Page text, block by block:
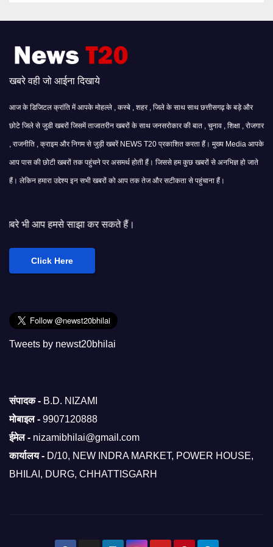
खबरे वही जो आईना दिखाये
आज के डिजिटल क्रांति में आपके मोहल्ले , कस्बे , शहर , जिले के साथ साथ छत्तीसगढ़ के बड़े और
छोटे जिले से जुडी खबरों जिसमें ताजातरीन खबरों के साथ जनसरोकार की बात , चुनाव , शिक्षा , रोजगार
, राजनीति , क्राइम और निगम से जुड़ी खबरें NEWS T20 प्रकाशित करता हैं। मुख्य Media आपके
आप पास की छोटी खबरों तक पहुंचने पर असमर्थ होती हैं। जिससे हम कुछ खबरों से अनभिज्ञ हो जाते
हैं। लेकिन हमारा उद्देश्य इन सभी खबरों को आप तक तेज और सटीकता से पहुंचाना हैं।
कर सकते हैं।
Click Here
Tweets by newst20bhilai
संपादक - B.D. NIZAMI
मोबाइल - 9907120888
ईमेल - nizamibhilai@gmail.com
कार्यालय - D/10, NEW INDRA MARKET, POWER HOUSE,
BHILAI, DURG, CHHATTISGARH